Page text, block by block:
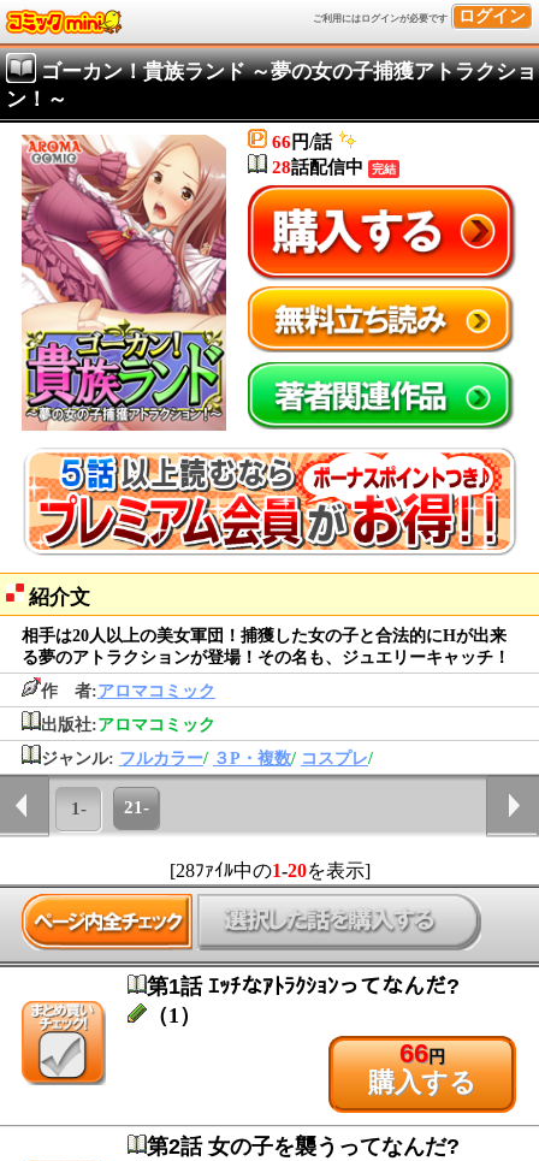
ログイン
ご利用にはログインが必要です
ゴーカン！貴族ランド ～夢の女の子捕獲アトラクショ
ン！～
66 円/話
28話配信中 完結
紹介文
相手は20人以上の美女軍団！捕獲した女の子と合法的にHが出来
る夢のアトラクションが登場！その名も、ジュエリーキャッチ！
作 者:アロマコミック
出版社:アロマコミック
ジャンル: フルカラー/ ３P・複数/ コスプレ/
1- 21-
[28ﾌｧｲﾙ中の1-20を表示]
第1話 ｴｯﾁなｱﾄﾗｸｼｮﾝってなんだ?
（1）
66円
購入する
第2話 女の子を襲うってなんだ?